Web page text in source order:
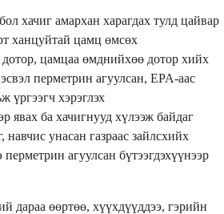
хачиг амархан харагдах тулд цайвар
ханцуйтай цамц өмсөх
цамцаа өмднийхөө дотор хийх
перметрин агуулсан, EPA-аас
үргээгч хэрэглэх
явах ба хачигнууд хүлээж байдаг
навчис унасан газраас зайлсхийх
перметрин агуулсан бүтээгдэхүүнээр
дараа өөртөө, хүүхдүүддээ, гэрийн